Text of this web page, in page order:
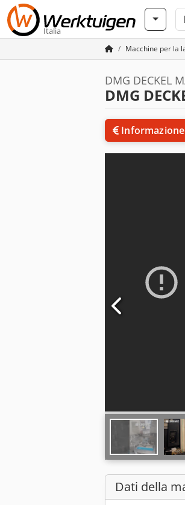
Italia
Macchine per la
DMG DECKEL
DMG
Dati della